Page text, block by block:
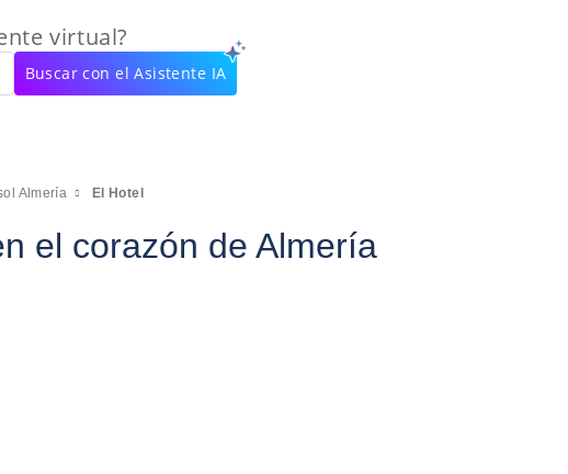
virtual?
Buscar con el Asistente IA
Almería El Hotel
el corazón de Almería